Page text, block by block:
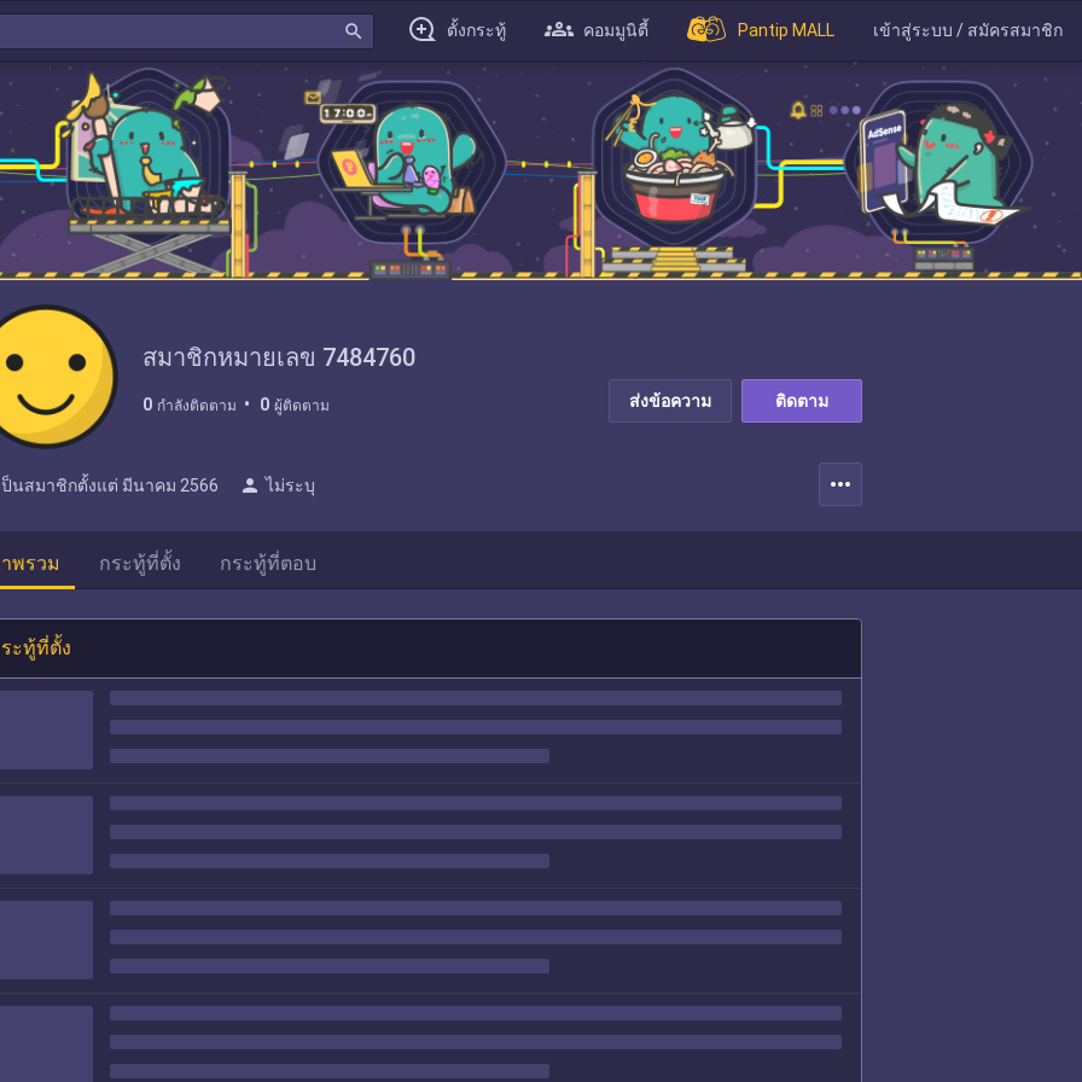
search ตั้งกระทู้ คอมมูนิตี้ Pantip MALL เข้าสู่ระบบ / สมัครสมาชิก
สมาชิกหมายเลข 7484760
0 กำลังติดตาม 0 ผู้ติดตาม ส่งข้อความ ติดตาม
ป็นสมาชิกตั้งแต่ มีนาคม 2566 person ไม่ระบุ more_horiz
พรวม กระทู้ที่ตั้ง กระทู้ที่ตอบ
ะทู้ที่ตั้ง